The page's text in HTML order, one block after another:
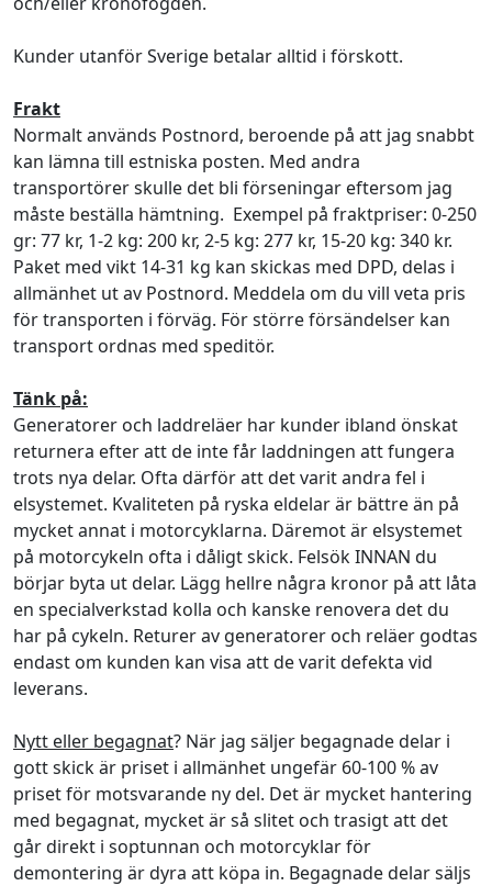
Kunder utanför Sverige betalar alltid i förskott.
Frakt
Normalt används Postnord, beroende på att jag snabbt
kan lämna till estniska posten. Med andra
transportörer skulle det bli förseningar eftersom jag
måste beställa hämtning. Exempel på fraktpriser: 0-250
gr: 77 kr, 1-2 kg: 200 kr, 2-5 kg: 277 kr, 15-20 kg: 340 kr.
Paket med vikt 14-31 kg kan skickas med DPD, delas i
allmänhet ut av Postnord. Meddela om du vill veta pris
för transporten i förväg. För större försändelser kan
transport ordnas med speditör.
Tänk på:
Generatorer och laddreläer har kunder ibland önskat
returnera efter att de inte får laddningen att fungera
trots nya delar. Ofta därför att det varit andra fel i
elsystemet. Kvaliteten på ryska eldelar är bättre än på
mycket annat i motorcyklarna. Däremot är elsystemet
på motorcykeln ofta i dåligt skick. Felsök INNAN du
börjar byta ut delar. Lägg hellre några kronor på att låta
en specialverkstad kolla och kanske renovera det du
har på cykeln. Returer av generatorer och reläer godtas
endast om kunden kan visa att de varit defekta vid
leverans.
Nytt eller begagnat? När jag säljer begagnade delar i
gott skick är priset i allmänhet ungefär 60-100 % av
priset för motsvarande ny del. Det är mycket hantering
med begagnat, mycket är så slitet och trasigt att det
går direkt i soptunnan och motorcyklar för
demontering är dyra att köpa in. Begagnade delar säljs